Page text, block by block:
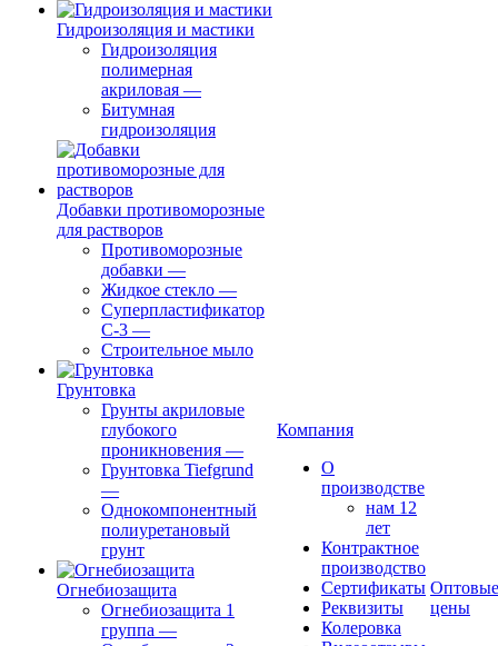
Гидроизоляция и мастики
Гидроизоляция
полимерная
акриловая —
Битумная
гидроизоляция
Добавки противоморозные
для растворов
Противоморозные
добавки —
Жидкое стекло —
Суперпластификатор
С-3 —
Строительное мыло
Грунтовка
Грунты акриловые
глубокого
проникновения —
Грунтовка Tiefgrund
—
Однокомпонентный
полиуретановый
грунт
Огнебиозащита
Огнебиозащита 1
группа —
Компания
О
производстве
нам 12
лет
Контрактное
производство
Сертификаты
Реквизиты
Колеровка
Оптовые
цены